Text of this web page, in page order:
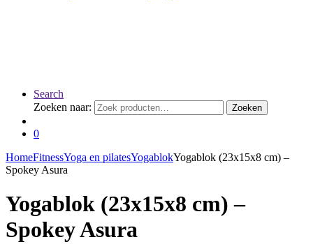
Search
Zoeken naar:
Zoeken
0
HomeFitnessYoga en pilatesYogablokYogablok (23x15x8 cm) –
Spokey Asura
Yogablok (23x15x8 cm) –
Spokey Asura